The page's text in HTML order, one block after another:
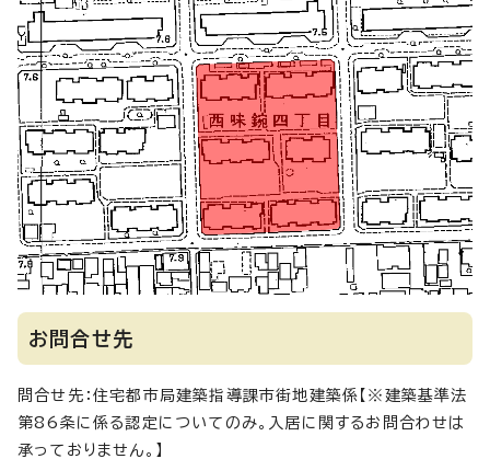
お問合せ先
問合せ先：住宅都市局建築指導課市街地建築係【※建築基準法
第86条に係る認定についてのみ。入居に関するお問合わせは
承っておりません。】